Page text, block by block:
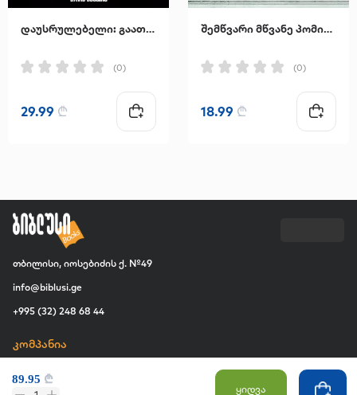
89.95 ₾
ყიდვა
დაუსრულებელი: გაათავისუფლეთ გონება და მოიგეთ შინაგანი ომი
(0)
29.99 ₾
შემწვარი მწვანე პომიდვრები კაფე "უისელ სტოპში"
(0)
18.99 ₾
თბილისი, იოსებიძის ქ. №49
info@biblusi.ge
+995 (32) 248 68 44
კომპანია
ვაკანსია